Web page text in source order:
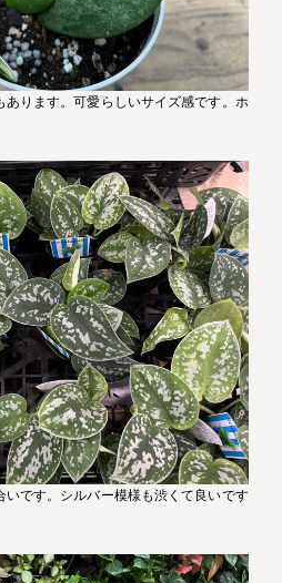
ります。可愛らしいサイズ感です。ホ
です。シルバー模様も渋くて良いです